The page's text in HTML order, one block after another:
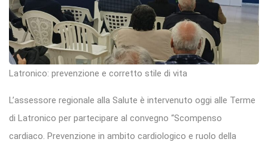
Latronico: prevenzione e corretto stile di vita
L’assessore regionale alla Salute è intervenuto oggi alle Terme
di Latronico per partecipare al convegno “Scompenso
cardiaco. Prevenzione in ambito cardiologico e ruolo della